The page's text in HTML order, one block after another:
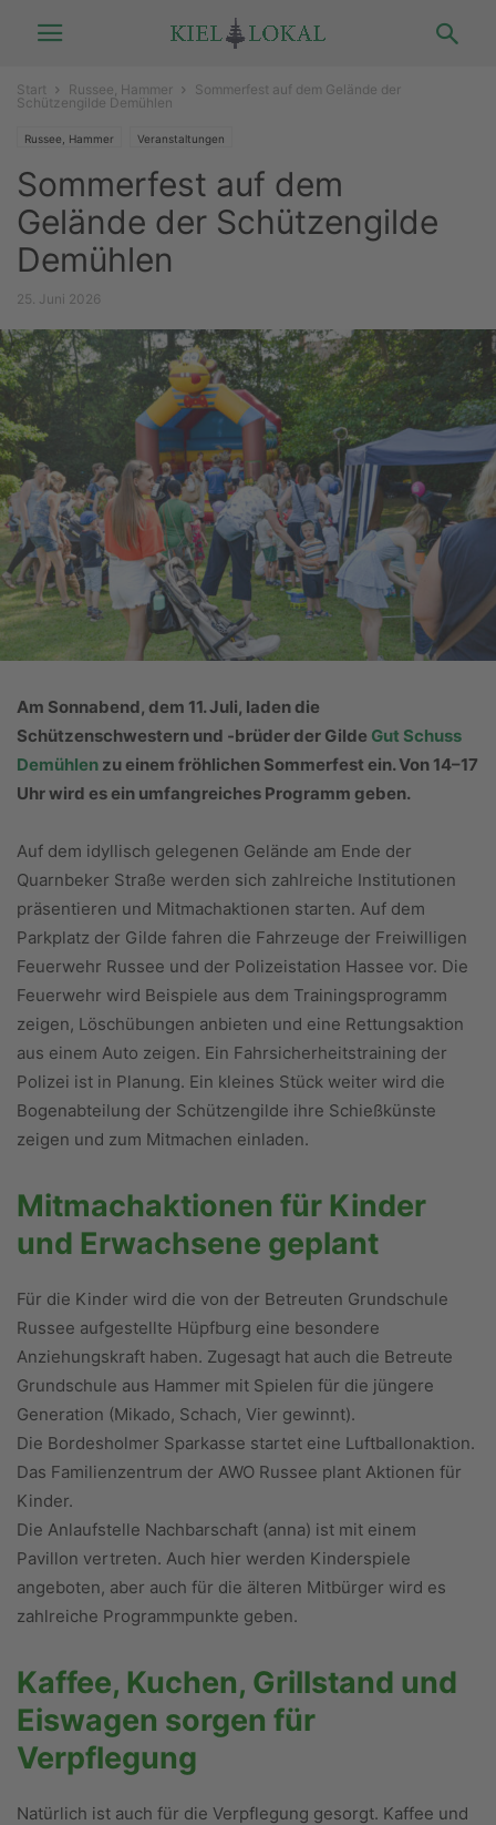
Start Russee, Hammer
Sommerfest auf dem Gelände der
Schützengilde Demühlen
Russee, Hammer Veranstaltungen
Sommerfest auf dem
Gelände der Schützengilde
Demühlen
25. Juni 2026
Am Sonnabend, dem 11. Juli, laden die
Schützenschwestern und -brüder der Gilde Gut Schuss
Demühlen zu einem fröhlichen Sommerfest ein. Von 14–17
Uhr wird es ein umfangreiches Programm geben.
Auf dem idyllisch gelegenen Gelände am Ende der
Quarnbeker Straße werden sich zahlreiche Institutionen
präsentieren und Mitmachaktionen starten. Auf dem
Parkplatz der Gilde fahren die Fahrzeuge der Freiwilligen
Feuerwehr Russee und der Polizeistation Hassee vor. Die
Feuerwehr wird Beispiele aus dem Trainingsprogramm
zeigen, Löschübungen anbieten und eine Rettungsaktion
aus einem Auto zeigen. Ein Fahrsicherheitstraining der
Polizei ist in Planung. Ein kleines Stück weiter wird die
Bogenabteilung der Schützengilde ihre Schießkünste
zeigen und zum Mitmachen einladen.
Mitmachaktionen für Kinder
und Erwachsene geplant
Für die Kinder wird die von der Betreuten Grundschule
Russee aufgestellte Hüpfburg eine besondere
Anziehungskraft haben. Zugesagt hat auch die Betreute
Grundschule aus Hammer mit Spielen für die jüngere
Generation (Mikado, Schach, Vier gewinnt).
Die Bordesholmer Sparkasse startet eine Luftballonaktion.
Das Familienzentrum der AWO Russee plant Aktionen für
Kinder.
Die Anlaufstelle Nachbarschaft (anna) ist mit einem
Pavillon vertreten. Auch hier werden Kinderspiele
angeboten, aber auch für die älteren Mitbürger wird es
zahlreiche Programmpunkte geben.
Kaffee, Kuchen, Grillstand und
Eiswagen sorgen für
Verpflegung
Natürlich ist auch für die Verpflegung gesorgt. Kaffee und